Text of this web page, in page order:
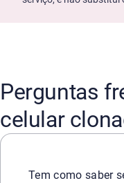
Perguntas
celular
Tem como saber